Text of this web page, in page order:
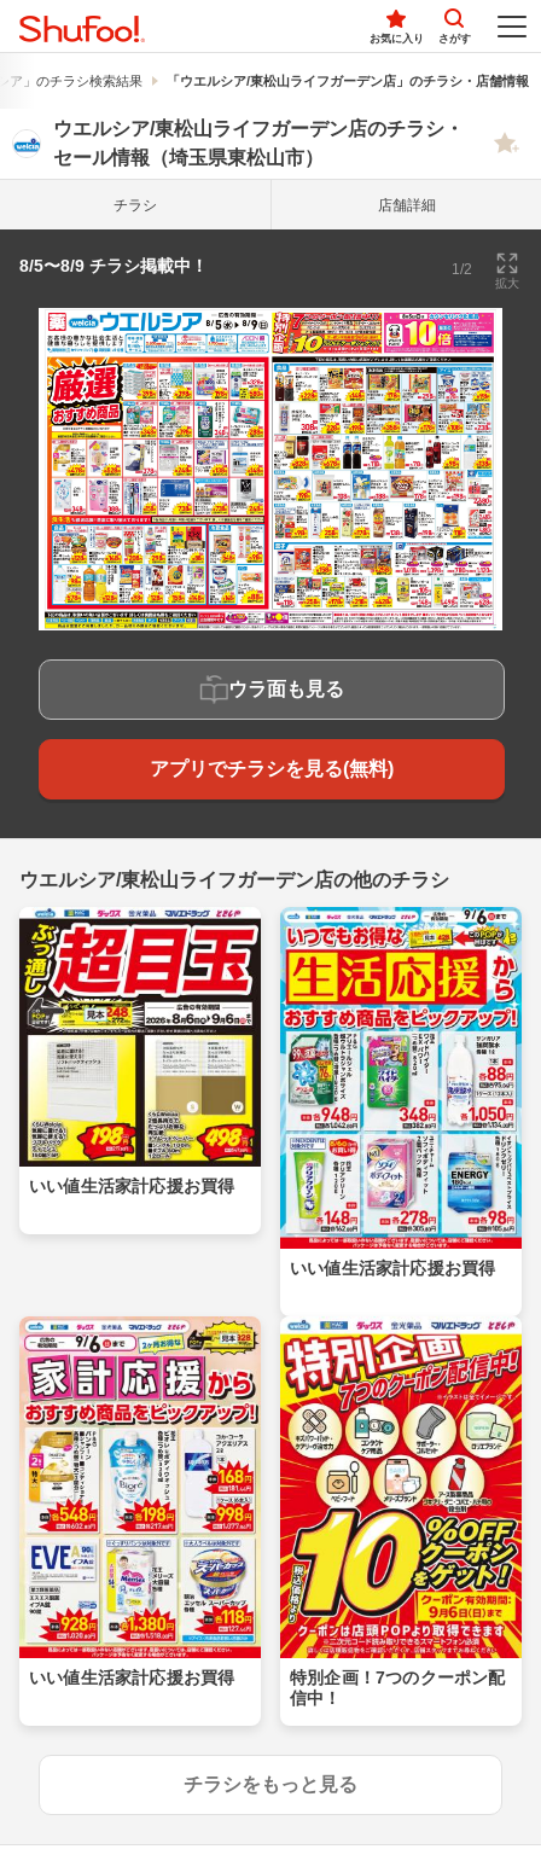
お気に入り さがす
ア」のチラシ検索結果 「ウエルシア/東松山ライフガーデン店」のチラシ・店舗情報
ウエルシア/東松山ライフガーデン店のチラシ・
セール情報（埼玉県東松山市）
チラシ 店舗詳細
8/5〜8/9 チラシ掲載中！ 1/2
拡大
ウラ面も見る
アプリでチラシを見る(無料)
ウエルシア/東松山ライフガーデン店の他のチラシ
いい値生活家計応援お買得
いい値生活家計応援お買得
いい値生活家計応援お買得
特別企画！7つのクーポン配
信中！
チラシをもっと見る